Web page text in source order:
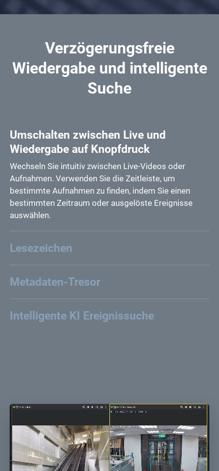
Verzögerungsfreie
Wiedergabe und intelligente
Suche
Umschalten zwischen Live und
Wiedergabe auf Knopfdruck
Lesezeichen
Sie können Lesezeichen und Beschreibungen frei auf
der Zeitachse der Wiedergabe hinzufügen.
Metadaten-Tresor
Intelligente KI Ereignissuche